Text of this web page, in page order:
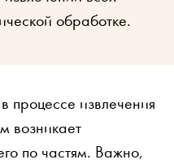
обработке.
процессе извлечения
возникает
по частям. Важно,